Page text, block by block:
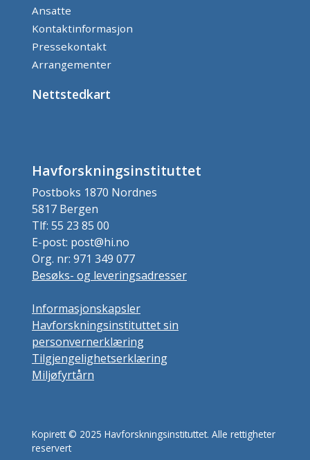
Ansatte
Kontaktinformasjon
Pressekontakt
Arrangementer
Nettstedkart
Havforskningsinstituttet
Postboks 1870 Nordnes
5817 Bergen
Tlf: 55 23 85 00
E-post: post@hi.no
Org. nr: 971 349 077
Besøks- og leveringsadresser
Informasjonskapsler
Havforskningsinstituttet sin
personvernerklæring
Tilgjengelighetserklæring
Miljøfyrtårn
Kopirett © 2025 Havforskningsinstituttet. Alle rettigheter
reservert